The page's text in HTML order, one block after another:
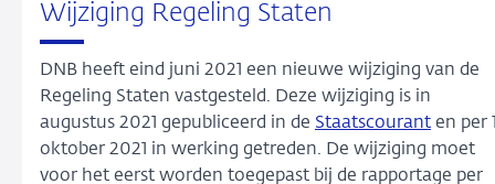
Wijziging Regeling Staten
DNB heeft eind juni 2021 een nieuwe wijziging van de
Regeling Staten vastgesteld. Deze wijziging is in
augustus 2021 gepubliceerd in de Staatscourant en per
oktober 2021 in werking getreden. De wijziging moet
voor het eerst worden toegepast bij de rapportage per